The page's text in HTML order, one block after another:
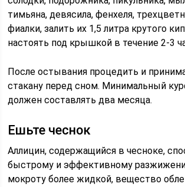
тимьяна, девясила, фенхеля,
фиалки, залить их 1,5 литра крутого
настоять под крышкой в течение 2-3
После остывания процедить и
стакану перед сном. Минимальный
должен составлять два месяца.
Ешьте чеснок
Аллицин, содержащийся в чесноке,
быстрому и эффективному
мокроту более жидкой, вещество